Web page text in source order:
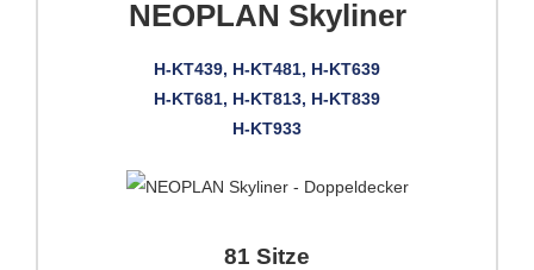
NEOPLAN Skyliner
H-KT439, H-KT481, H-KT639
H-KT681, H-KT813, H-KT839
H-KT933
81 Sitze